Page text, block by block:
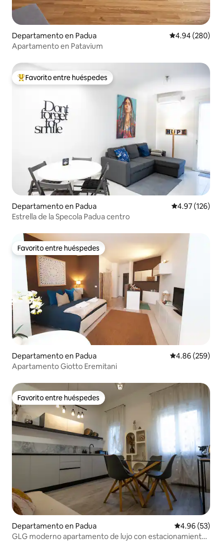
Departamento en Padua Calificación
4.94 (280)
Apartamento en Patavium
De los mejores en Favorito entre huéspedes
Favorito entre huéspedes
Departamento en Padua Calificación
4.97 (126)
Estrella de la Specola Padua centro
Favorito entre huéspedes
Favorito entre huéspedes
Departamento en Padua Calificación
4.86 (259)
Apartamento Giotto Eremitani
Favorito entre huéspedes
Favorito entre huéspedes
Departamento en Padua Calificación
4.96 (53)
GLG moderno apartamento de lujo con estacionamiento